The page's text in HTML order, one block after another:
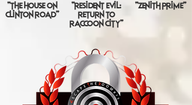
"the house on
clinton road"
"resident evil:
return to
raccoon city"
"zenith prime"